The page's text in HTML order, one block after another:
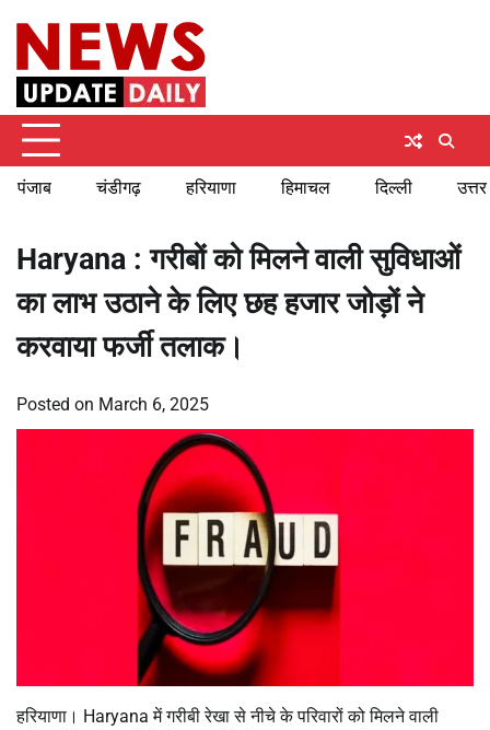
content
पंजाब चंडीगढ़ हरियाणा हिमाचल दिल्ली
Haryana : गरीबों को मिलने वाली सुविधाओं
का लाभ उठाने के लिए छह हजार जोड़ों ने
करवाया फर्जी तलाक।
Posted on March 6, 2025
हरियाणा। Haryana में गरीबी रेखा से नीचे के परिवारों को मिलने वाली